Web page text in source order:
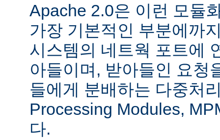
Apache 2.0은 이런 모듈
가장 기본적인 부분에까
시스템의 네트웍 포트에
아들이며, 받아들인 요청
들에게 분배하는 다중처
Processing Modules,
다.